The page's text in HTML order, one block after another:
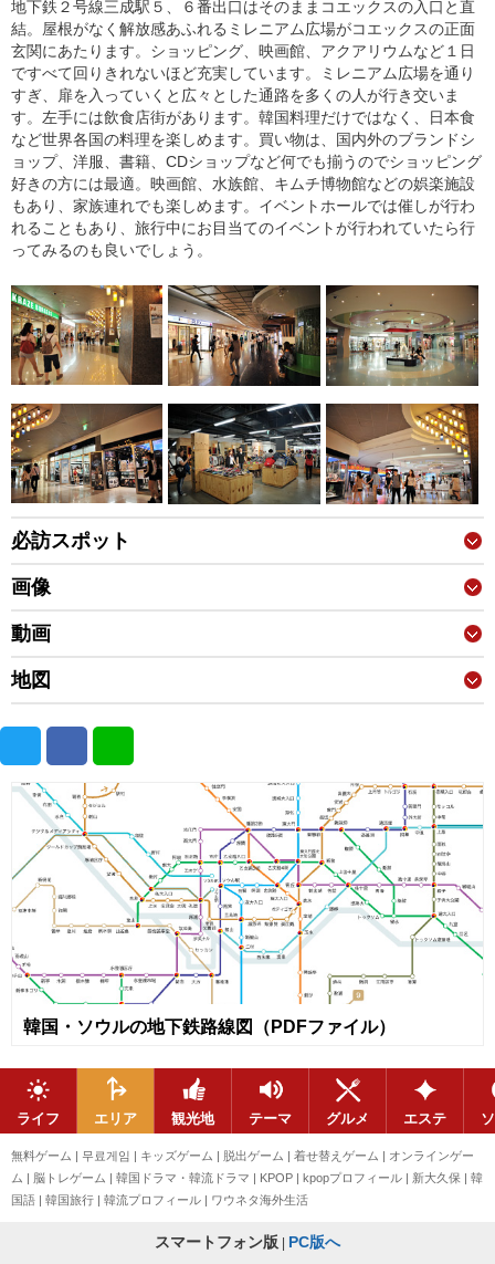
地下鉄２号線三成駅５、６番出口はそのままコエックスの入口と直
結。屋根がなく解放感あふれるミレニアム広場がコエックスの正面
玄関にあたります。ショッピング、映画館、アクアリウムなど１日
ですべて回りきれないほど充実しています。ミレニアム広場を通り
すぎ、扉を入っていくと広々とした通路を多くの人が行き交いま
す。左手には飲食店街があります。韓国料理だけではなく、日本食
など世界各国の料理を楽しめます。買い物は、国内外のブランドシ
ョップ、洋服、書籍、CDショップなど何でも揃うのでショッピング
好きの方には最適。映画館、水族館、キムチ博物館などの娯楽施設
もあり、家族連れでも楽しめます。イベントホールでは催しが行わ
れることもあり、旅行中にお目当てのイベントが行われていたら行
ってみるのも良いでしょう。
必訪スポット
画像
動画
地図
韓国・ソウルの地下鉄路線図（PDFファイル）
ライフ エリア 観光地 テーマ グルメ エステ
無料ゲーム | 무료게임 | キッズゲーム | 脱出ゲーム | 着せ替えゲーム | オンラインゲー
ム | 脳トレゲーム | 韓国ドラマ・韓流ドラマ | KPOP | kpopプロフィール | 新大久保 | 韓
国語 | 韓国旅行 | 韓流プロフィール | ワウネタ海外生活
スマートフォン版 | PC版へ